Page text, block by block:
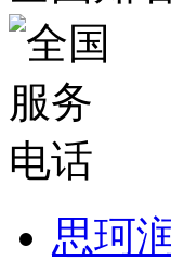
思珂